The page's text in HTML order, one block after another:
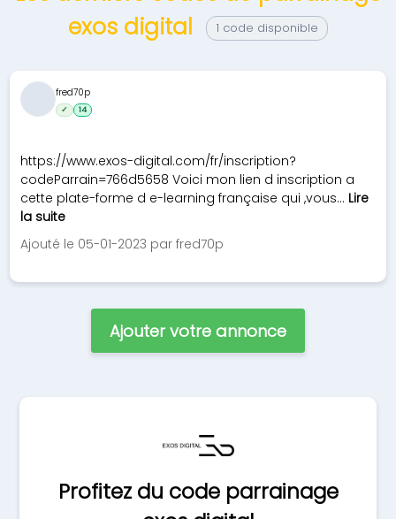
exos digital
1 code disponible
https://www.exos-digital.com/fr/inscription?
codeParrain=766d5658 Voici mon lien d inscription a
cette plate-forme d e-learning française qui ,vous... Lire
la suite
Ajouté le 05-01-2023 par fred70p
fred70p
✓ 14
Ajouter votre annonce
Profitez du code parrainage